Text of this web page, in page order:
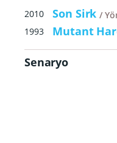
2010 Son Sirk
1993
Mutant
Senaryo